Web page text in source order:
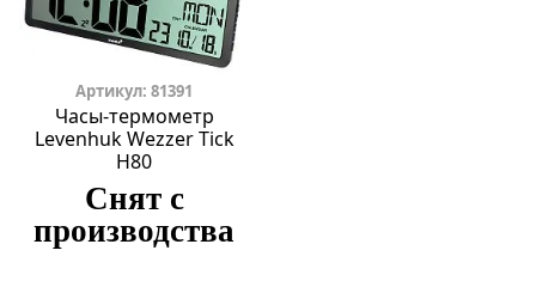
Артикул: 81391
Часы-термометр
Levenhuk Wezzer Tick
H80
Снят с
производства